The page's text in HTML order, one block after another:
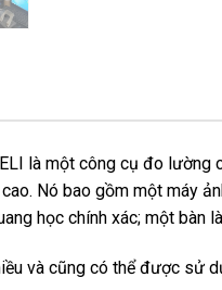
là một công cụ đo lường
Nó bao gồm một máy
học chính xác; một bàn
và cũng có thể được sử